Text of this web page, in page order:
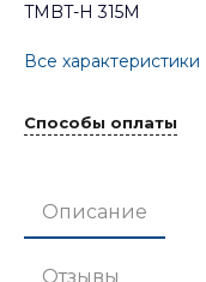
TMBT-H 315M
Все характеристики
Способы оплаты
Описание
Отзывы